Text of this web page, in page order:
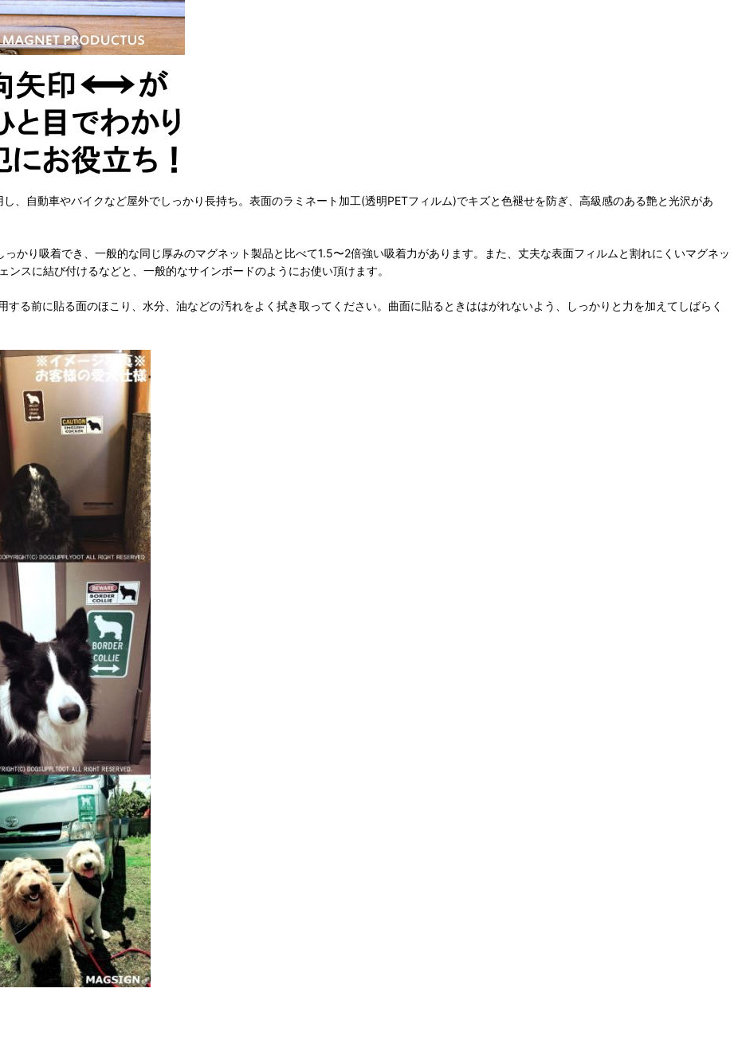
、自動車やバイクなど屋外でしっかり長持ち。表面のラミネート加工(透明PETフィルム)でキズと色褪せを防ぎ、高級感のある艶と光沢があ
かり吸着でき、一般的な同じ厚みのマグネット製品と比べて1.5〜2倍強い吸着力があります。また、丈夫な表面フィルムと割れにくいマグネッ
スに結び付けるなどと、一般的なサインボードのようにお使い頂けます。
る前に貼る面のほこり、水分、油などの汚れをよく拭き取ってください。曲面に貼るときははがれないよう、しっかりと力を加えてしばらく